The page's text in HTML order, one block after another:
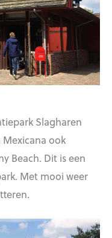
Slagharen
ook
Beach. Dit is een
Met mooi weer